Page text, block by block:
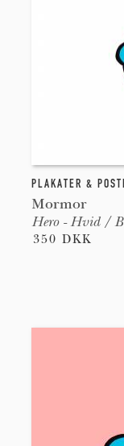
PLAKATER &
Mormor
Hero - Hvid /
350 DKK